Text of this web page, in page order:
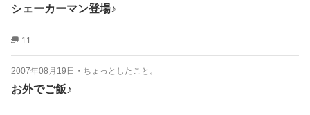
シェーカーマン登場♪
11
2007年08月19日 ・ ちょっとしたこと。
お外でご飯♪